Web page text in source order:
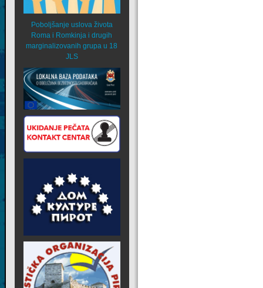
Poboljšanje uslova života
Roma i Romkinja i drugih
marginalizovanih grupa u 18
JLS